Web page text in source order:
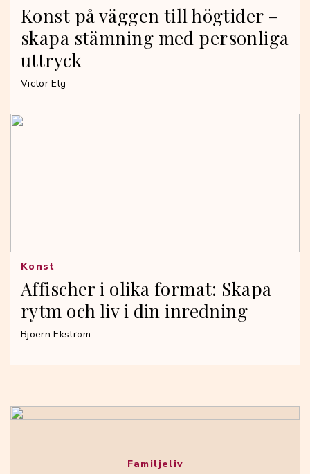
Konst på väggen till högtider –
skapa stämning med personliga
uttryck
Victor Elg
Affischer i olika format: Skapa
rytm och liv i din inredning
Konst
Bjoern Ekström
Familjeliv